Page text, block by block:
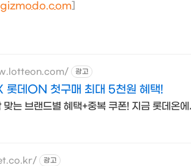
]
광고
롯데ON 첫구매 최대 5천원 혜택!
맞는 브랜드별 혜택+중복 쿠폰! 지금 롯데온
광고